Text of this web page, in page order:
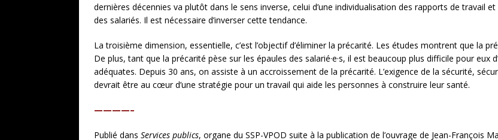
dernières décennies va plutôt dans le sens inverse, celui d’une individualisation des rapports de travail
des salariés. Il est nécessaire d’inverser cette tendance.
La troisième dimension, essentielle, c’est l’objectif d’éliminer la précarité. Les études montrent que la
De plus, tant que la précarité pèse sur les épaules des salarié·e·s, il est beaucoup plus difficile pour
adéquates. Depuis 30 ans, on assiste à un accroissement de la précarité. L’exigence de la sécurité,
devrait être au cœur d’une stratégie pour un travail qui aide les personnes à construire leur santé.
————–
Publié dans Services publics, organe du SSP-VPOD suite à la publication de l’ouvrage de Jean-François